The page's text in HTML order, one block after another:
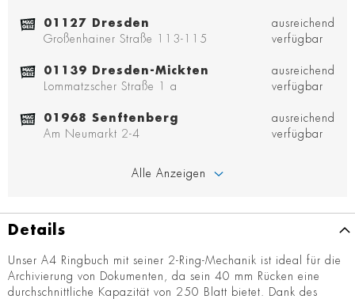
01127 Dresden
Großenhainer Straße 113-115
ausreichend
verfügbar
01139 Dresden-Mickten
Lommatzscher Straße 1 a
ausreichend
verfügbar
01968 Senftenberg
Am Neumarkt 2-4
ausreichend
verfügbar
Alle Anzeigen
Details
Unser A4 Ringbuch mit seiner 2-Ring-Mechanik ist ideal für die
Archivierung von Dokumenten, da sein 40 mm Rücken eine
durchschnittliche Kapazität von 250 Blatt bietet. Dank des